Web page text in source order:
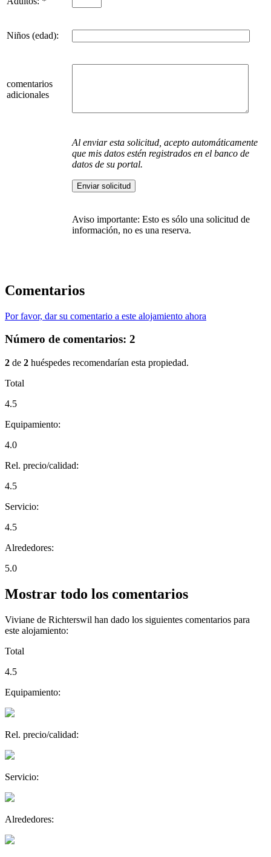
Niños (edad):
comentarios
adicionales
Al enviar esta solicitud, acepto automáticamente
que mis datos estén registrados en el banco de
datos de su portal.
Aviso importante: Esto es sólo una solicitud de
información, no es una reserva.
Comentarios
Por favor, dar su comentario a este alojamiento ahora
Número de comentarios: 2
2 de 2 huéspedes recomendarían esta propiedad.
Total
4.5
Equipamiento:
4.0
Rel. precio/calidad:
4.5
Servicio:
4.5
Alrededores:
5.0
Mostrar todo los comentarios
Viviane de Richterswil han dado los siguientes comentarios para
este alojamiento:
Total
4.5
Equipamiento:
Rel. precio/calidad:
Servicio:
Alrededores: